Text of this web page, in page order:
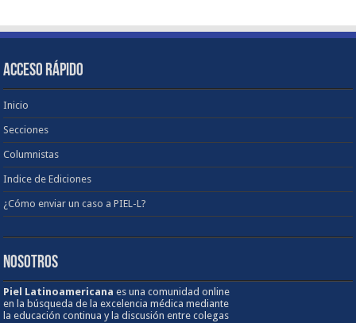
ACCESO RÁPIDO
Inicio
Secciones
Columnistas
Indice de Ediciones
¿Cómo enviar un caso a PIEL-L?
NOSOTROS
Piel Latinoamericanaes una comunidad online
en la búsqueda de la excelencia médica mediante
la educación continua y la discusión entre colegas